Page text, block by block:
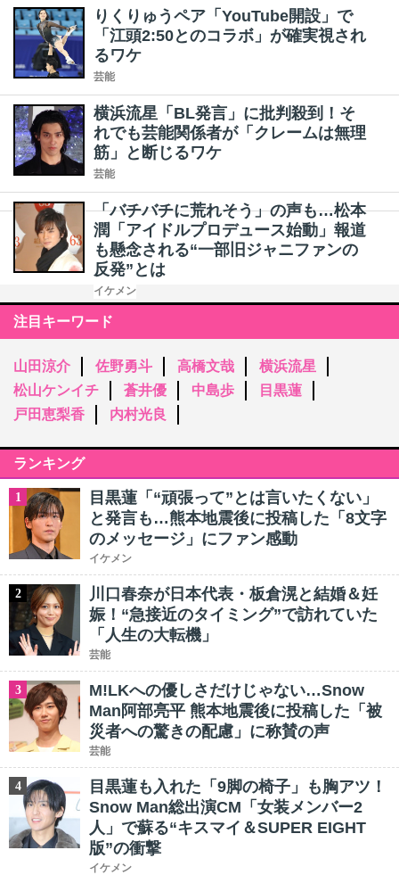
りくりゅうペア「YouTube開設」で
「江頭2:50とのコラボ」が確実視され
るワケ
芸能
横浜流星「BL発言」に批判殺到！そ
れでも芸能関係者が「クレームは無理
筋」と断じるワケ
芸能
「バチバチに荒れそう」の声も…松本
潤「アイドルプロデュース始動」報道
も懸念される“一部旧ジャニファンの
反発”とは
イケメン
注目キーワード
山田涼介 佐野勇斗 高橋文哉
横浜流星
松山ケンイチ
蒼井優 中島歩
目黒蓮
戸田恵梨香
内村光良
ランキング
1
目黒蓮「“頑張って”とは言いたくない」
と発言も…熊本地震後に投稿した「8文字
のメッセージ」にファン感動
イケメン
2
川口春奈が日本代表・板倉滉と結婚＆妊
娠！“急接近のタイミング”で訪れていた
「人生の大転機」
芸能
3
M!LKへの優しさだけじゃない…Snow
Man阿部亮平 熊本地震後に投稿した「被
災者への驚きの配慮」に称賛の声
芸能
4
目黒蓮も入れた「9脚の椅子」も胸アツ！
Snow Man総出演CM「女装メンバー2
人」で蘇る“キスマイ＆SUPER EIGHT
版”の衝撃
イケメン